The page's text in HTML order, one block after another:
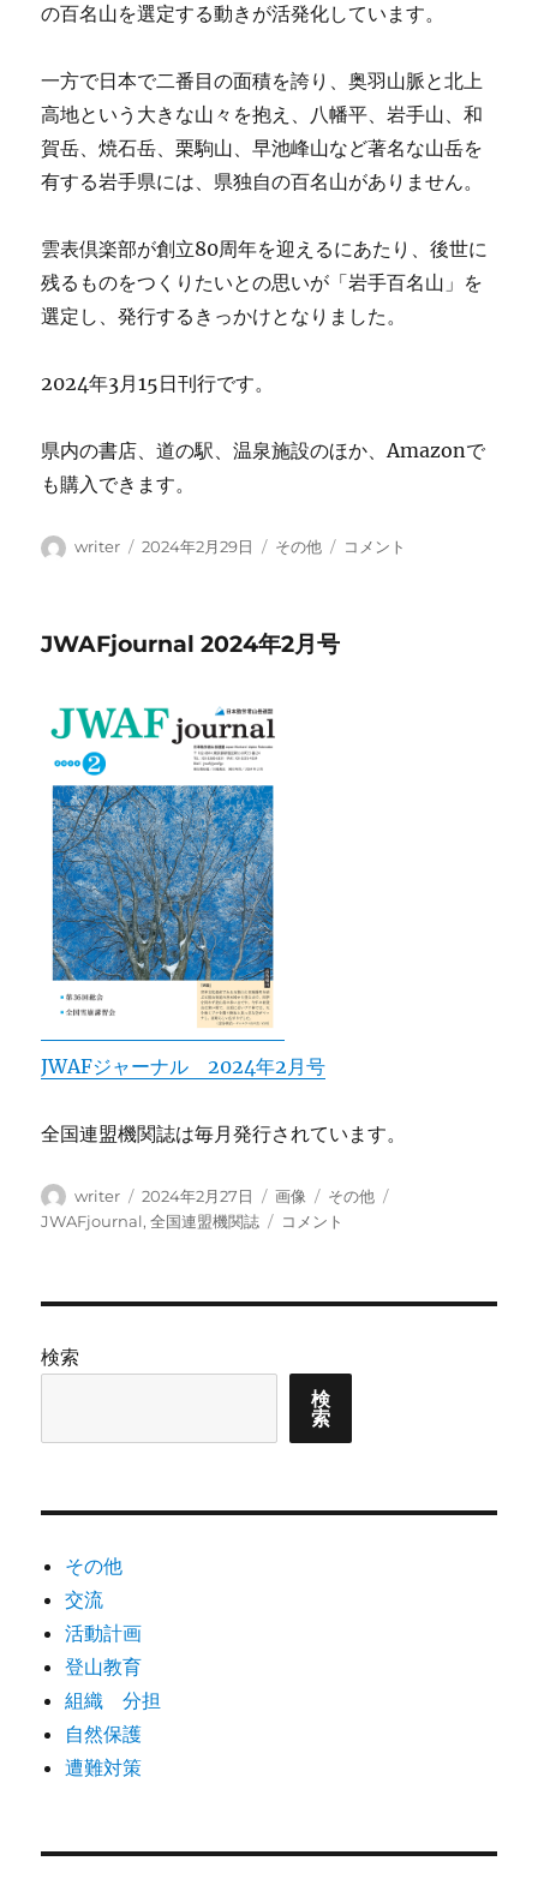
の百名山を選定する動きが活発化しています。
一方で日本で二番目の面積を誇り、奥羽山脈と北上
高地という大きな山々を抱え、八幡平、岩手山、和
賀岳、焼石岳、栗駒山、早池峰山など著名な山岳を
有する岩手県には、県独自の百名山がありません。
雲表倶楽部が創立80周年を迎えるにあたり、後世に
残るものをつくりたいとの思いが「岩手百名山」を
選定し、発行するきっかけとなりました。
2024年3月15日刊行です。
県内の書店、道の駅、温泉施設のほか、Amazonで
も購入できます。
投
writer
投
2024年2月29日
カ
ー
その他
岩
コメント
JWAFjournal 2024年2月号
JWAFジャーナル 2024年2月号
全国連盟機関誌は毎月発行されています。
投
稿
writer
投
稿
2024年2月27日
フ
ォ
画像
カ
テ
その他
JWAFjournal,全国連盟機関誌
JWAFjournal
に
コメント
検索
検
索
その他
交流
活動計画
登山教育
組織 分担
自然保護
遭難対策